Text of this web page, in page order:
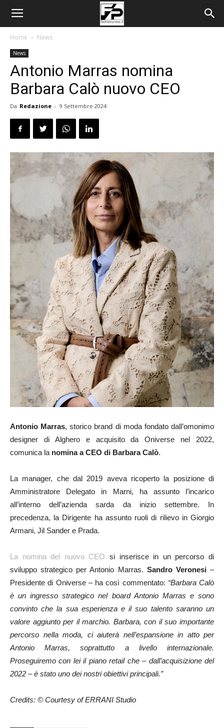
Home News
News
Antonio Marras nomina
Barbara Calò nuovo CEO
Da Redazione - 9 Settembre 2024
Antonio Marras, storico brand di moda fondato dall’omonimo
designer di Alghero e acquisito da Oniverse nel 2022,
comunica la nomina a CEO di Barbara Calò.
La manager, che dal 2019 aveva ricoperto la posizione di
Amministratore Delegato in Marni, ha assunto l’incarico
all’interno dell’azienda sarda da inizio settembre. In
precedenza, la Dirigente ha assunto ruoli di rilievo in Giorgio
Armani, Jil Sander e Prada.
La nomina del nuovo CEO si inserisce in un percorso di
sviluppo strategico per Antonio Marras. Sandro Veronesi–
Presidente di Oniverse – ha così commentato: “Barbara Calò
è un ingresso strategico nel board Antonio Marras e sono
convinto che la sua esperienza e il suo talento saranno un
valore aggiunto per il marchio. Barbara, con il suo importante
percorso nella moda, ci aiuterà nell’espansione in atto per
Antonio Marras, soprattutto a livello internazionale.
Proseguiremo con lei il piano retail che – dall’acquisizione del
2022 – è stato uno dei nostri obiettivi principali.”
Credits: © Courtesy of ERRANI Studio